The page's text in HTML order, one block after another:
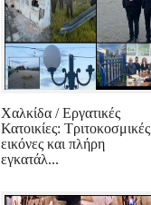
Χαλκίδα / Εργατικές
Κατοικίες: Τριτοκοσμικές
εικόνες και πλήρη
εγκατάλ...